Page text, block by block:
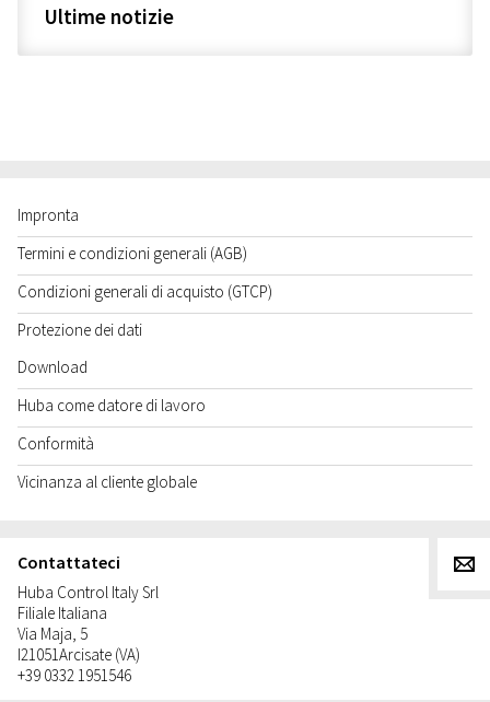
Ultime notizie
Impronta
Termini e condizioni generali (AGB)
Condizioni generali di acquisto (GTCP)
Protezione dei dati
Download
Huba come datore di lavoro
Conformità
Vicinanza al cliente globale
Contattateci
Huba Control Italy Srl
Filiale Italiana
Via Maja, 5
I21051Arcisate (VA)
+39 0332 1951546
g